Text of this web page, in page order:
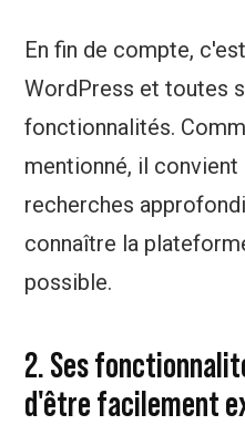
En fin de compte,
WordPress et toutes
fonctionnalités.
mentionné, il
recherches
connaître la
possible.
2. Ses
d'être facilement